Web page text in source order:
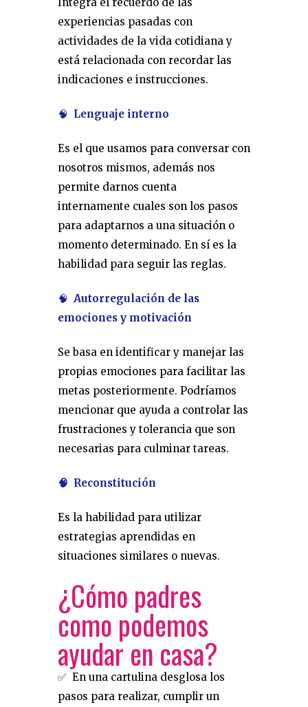
Integra el recuerdo de las
experiencias pasadas con
actividades de la vida cotidiana y
está relacionada con recordar las
indicaciones e instrucciones.
🧠 Lenguaje interno
Es el que usamos para conversar con
nosotros mismos, además nos
permite darnos cuenta
internamente cuales son los pasos
para adaptarnos a una situación o
momento determinado. En sí es la
habilidad para seguir las reglas.
🧠 Autorregulación de las
emociones y motivación
Se basa en identificar y manejar las
propias emociones para facilitar las
metas posteriormente. Podríamos
mencionar que ayuda a controlar las
frustraciones y tolerancia que son
necesarias para culminar tareas.
🧠 Reconstitución
Es la habilidad para utilizar
estrategias aprendidas en
situaciones similares o nuevas.
¿Cómo padres
como podemos
ayudar en casa?
✅ En una cartulina desglosa los
pasos para realizar, cumplir un